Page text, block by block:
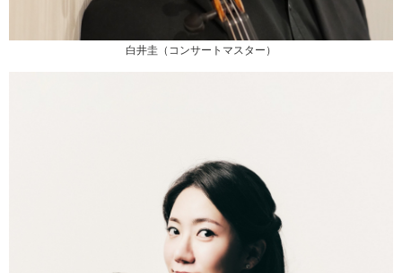
白井圭（コンサートマスター）